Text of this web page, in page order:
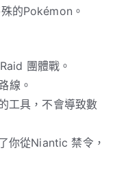
的Pokémon。
團體戰。
線。
工具，不會導致數
你從Niantic 禁令，